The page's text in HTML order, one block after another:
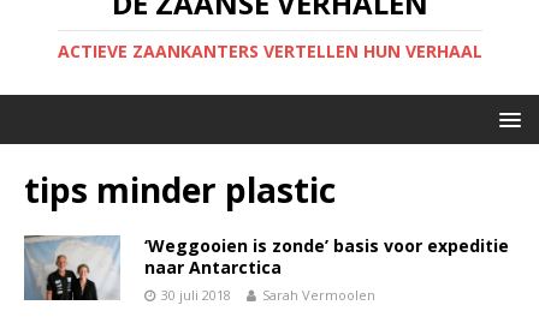
ACTIEVE ZAANKANTERS VERTELLEN HUN VERHAAL
tips minder plastic
‘Weggooien is zonde’ basis voor expeditie
naar Antarctica
30 juli 2018 Sarah Vermoolen